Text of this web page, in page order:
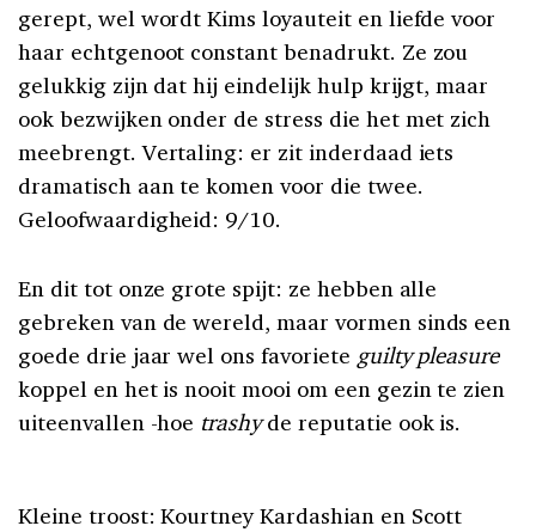
gerept, wel wordt Kims loyauteit en liefde voor
haar echtgenoot constant benadrukt. Ze zou
gelukkig zijn dat hij eindelijk hulp krijgt, maar
ook bezwijken onder de stress die het met zich
meebrengt. Vertaling: er zit inderdaad iets
dramatisch aan te komen voor die twee.
Geloofwaardigheid: 9/10.
En dit tot onze grote spijt: ze hebben alle
gebreken van de wereld, maar vormen sinds een
goede drie jaar wel ons favoriete guilty pleasure
koppel en het is nooit mooi om een gezin te zien
uiteenvallen -hoe trashyde reputatie ook is.
Kleine troost: Kourtney Kardashian en Scott